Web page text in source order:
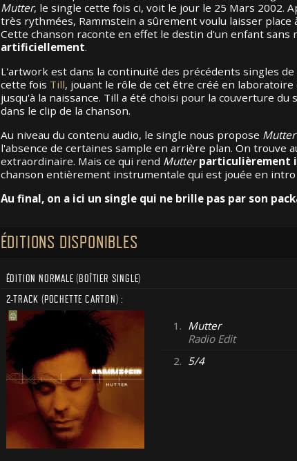
Mutter, le single cette fois ci, voit le jour le 25 Mars 2002.
très rythmées, Rammstein a sûrement voulu laisser place
Cette chanson raconte en effet le destin d'un enfant sans
artificiellement.
L'artwork est dans la continuité des précédents singles de
cette fois Till, jouant le rôle de cet être créé en
jusqu'à la naissance. Till a été choisi pour la couverture du
dans le clip de la chanson.
Au niveau du contenu audio, le single nous propose Mutter
l'absence de certaines sample en arrière plan. On trouve
extraordinaire. Mais ce qui rend Mutter particulièrement
chanson entièrement instrumentale qui est jouée en
Au final, on a ici un single qui ne brille pas par son
ÉDITIONS DISPONIBLES
ÉDITION NORMALE (BOÎTIER SINGLE)
2-TRACK (POCHETTE CARTON) :
1. Mutter
Radio Edit
2. 5/4